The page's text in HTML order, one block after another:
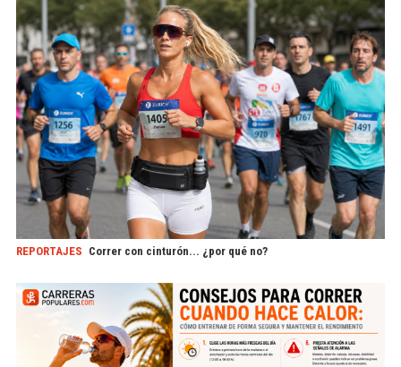
REPORTAJES Correr con cinturón... ¿por qué no?